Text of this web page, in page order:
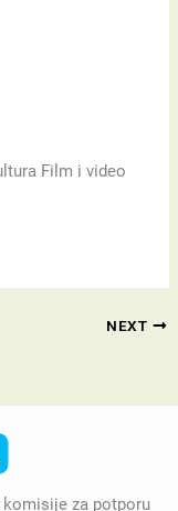
Film i video
NEXT
komisije za potporu